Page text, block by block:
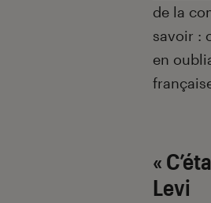
de la
savoir :
en
«
Levi